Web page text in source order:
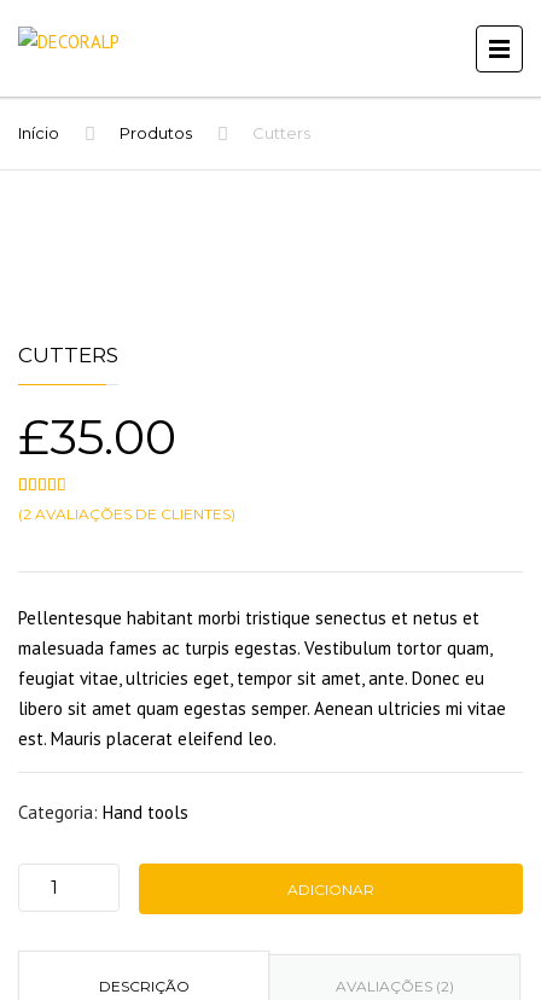
Início Produtos Cutters
CUTTERS
£35.00
Classificado com 3.00em 5 com base em
2
(2 AVALIAÇÕES DE CLIENTES)
Pellentesque habitant morbi tristique senectus et netus et
malesuada fames ac turpis egestas. Vestibulum tortor quam,
feugiat vitae, ultricies eget, tempor sit amet, ante. Donec eu
libero sit amet quam egestas semper. Aenean ultricies mi vitae
est. Mauris placerat eleifend leo.
Categoria: Hand tools
Quantidade
Cutters
ADICIONAR
DESCRIÇÃO AVALIAÇÕES (2)